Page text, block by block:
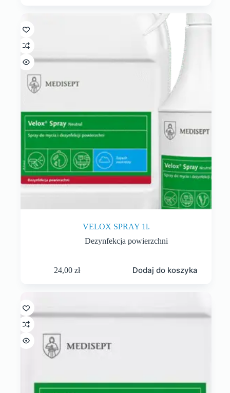
VELOX SPRAY 1l.
Dezynfekcja powierzchni
24,00zł Dodaj do koszyka